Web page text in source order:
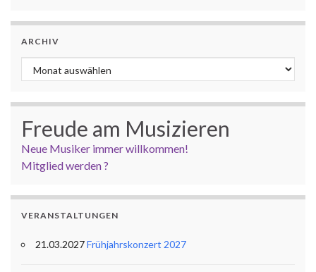
ARCHIV
Archiv
Freude am Musizieren
Neue Musiker immer willkommen!
Mitglied werden ?
VERANSTALTUNGEN
21.03.2027Frühjahrskonzert 2027